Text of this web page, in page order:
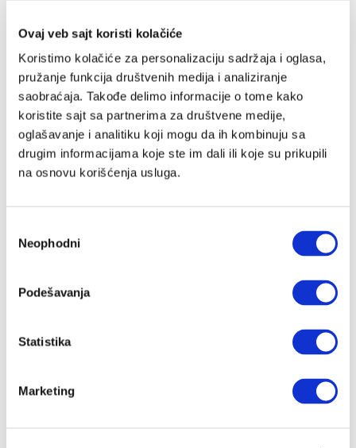
Ovaj veb sajt koristi kolačiće
Koristimo kolačiće za personalizaciju sadržaja i oglasa,
pružanje funkcija društvenih medija i analiziranje
saobraćaja. Takođe delimo informacije o tome kako
koristite sajt sa partnerima za društvene medije,
oglašavanje i analitiku koji mogu da ih kombinuju sa
drugim informacijama koje ste im dali ili koje su prikupili
na osnovu korišćenja usluga.
сагласности
Neophodni
Podešavanja
Statistika
Marketing
Email adresa
Lozinka
Zaboravljena lozinka?